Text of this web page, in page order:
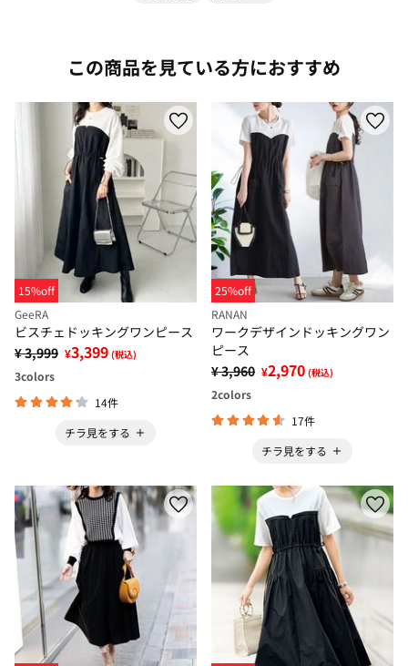
この商品を見ている方におすすめ
15%off
GeeRA
ビスチェドッキングワンピース
¥ 3,999 ¥3,399 (税込)
3colors
14件
チラ見をする
25%off
RANAN
ワークデザインドッキングワン
ピース
¥ 3,960 ¥2,970 (税込)
2colors
17件
チラ見をする